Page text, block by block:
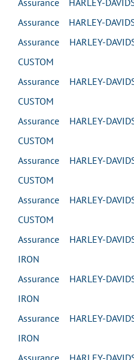
Assurance HARLEY-
Assurance HARLEY-
Assurance HARLEY-
CUSTOM
Assurance HARLEY-
CUSTOM
Assurance HARLEY-
CUSTOM
Assurance HARLEY-
CUSTOM
Assurance HARLEY-
CUSTOM
Assurance HARLEY-
IRON
Assurance HARLEY-
IRON
Assurance HARLEY-
IRON
Assurance HARLEY-